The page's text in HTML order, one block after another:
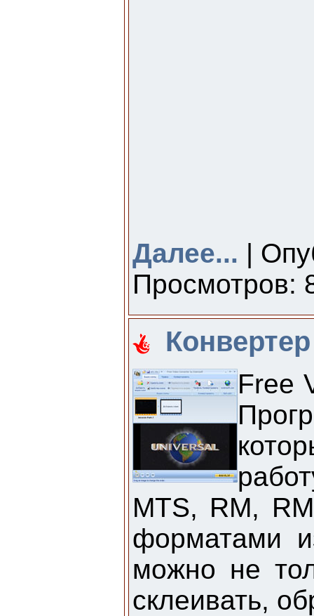
Далее... |
Просмотров:
Free
MTS, RM,
форматами
можно не
склеивать,